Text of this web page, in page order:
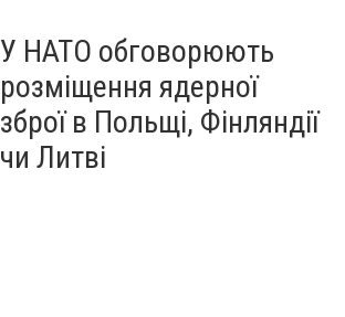
У НАТО обговорюють
розміщення ядерної
зброї в Польщі, Фінляндії
чи Литві